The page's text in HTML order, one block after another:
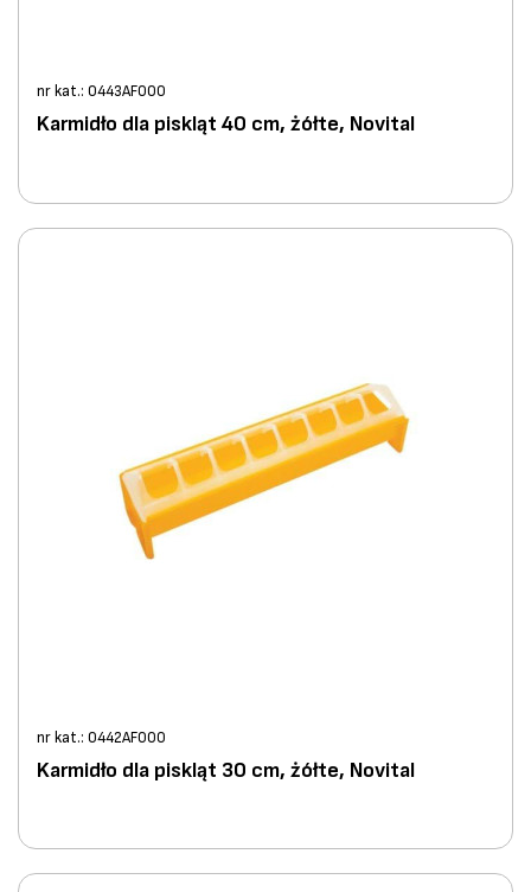
nr kat.: 0443AF000
Karmidło dla piskląt 40 cm, żółte, Novital
nr kat.: 0442AF000
Karmidło dla piskląt 30 cm, żółte, Novital